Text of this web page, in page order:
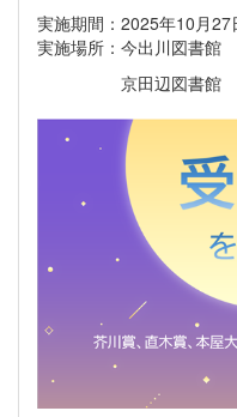
実施期間：2025年10月
実施場所：今出川図書館
京田辺図書館 1F